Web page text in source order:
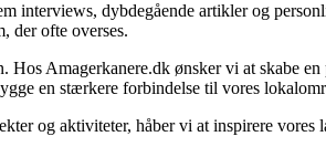
interviews, dybdegående artikler og
der ofte overses.
Amagerkanere.dk ønsker vi at skabe
en stærkere forbindelse til vores
og aktiviteter, håber vi at inspirere vores